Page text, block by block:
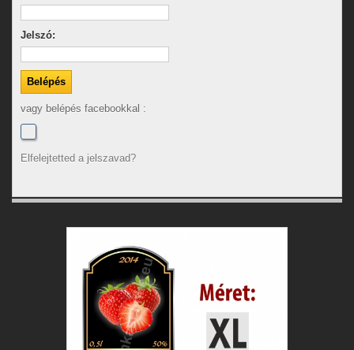
Jelszó:
vagy belépés facebookkal :
Elfelejtetted a jelszavad?